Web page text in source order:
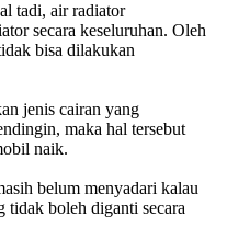
tadi, air radiator
secara keseluruhan. Oleh
bisa dilakukan
jenis cairan yang
maka hal tersebut
naik.
belum menyadari kalau
tidak boleh diganti secara